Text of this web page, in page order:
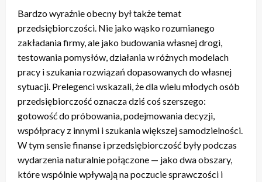
Bardzo wyraźnie obecny był także temat
przedsiębiorczości. Nie jako wąsko rozumianego
zakładania firmy, ale jako budowania własnej drogi,
testowania pomysłów, działania w różnych modelach
pracy i szukania rozwiązań dopasowanych do własnej
sytuacji. Prelegenci wskazali, że dla wielu młodych osób
przedsiębiorczość oznacza dziś coś szerszego:
gotowość do próbowania, podejmowania decyzji,
współpracy z innymi i szukania większej samodzielności.
W tym sensie finanse i przedsiębiorczość były podczas
wydarzenia naturalnie połączone — jako dwa obszary,
które wspólnie wpływają na poczucie sprawczości i